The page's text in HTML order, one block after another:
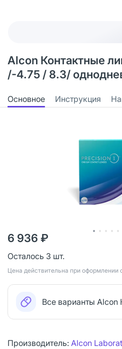
Alcon Контактные
/-4.75 / 8.3/
Основное Инструкция
6 936 ₽
Осталось 3 шт.
Цена действительна при оформлении
Все варианты Alcon
Производитель: Alcon